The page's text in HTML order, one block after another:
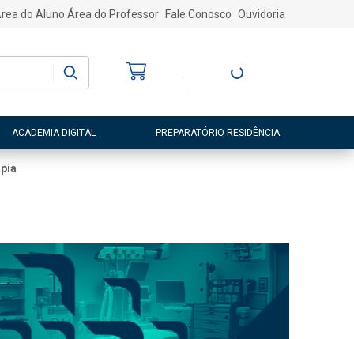
do Aluno Área do Professor Fale Conosco Ouvidoria
Entre ou Cadastre-
ACADEMIA DIGITAL PREPARATÓRIO RESIDÊNCIA